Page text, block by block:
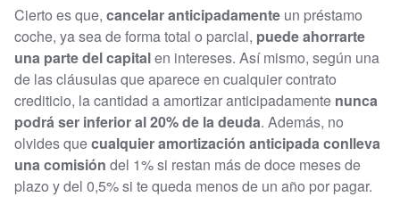
Cierto es que, cancelar anticipadamente un préstamo
coche, ya sea de forma total o parcial, puede ahorrarte
una parte del capitalen intereses. Así mismo, según una
de las cláusulas que aparece en cualquier contrato
crediticio, la cantidad a amortizar anticipadamente nunca
podrá ser inferior al 20% de la deuda. Además, no
olvides quecualquier amortización anticipada conlleva
una comisión del 1% si restan más de doce meses de
plazo y del 0,5% si te queda menos de un año por pagar.